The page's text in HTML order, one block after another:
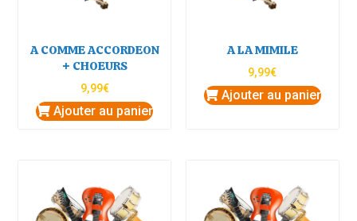
A COMME ACCORDEON
+ CHOEURS
9,99€
Ajouter au panier
A LA MIMILE
9,99€
Ajouter au panier